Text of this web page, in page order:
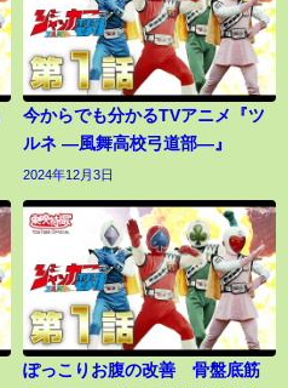
今からでも分かるTVアニメ『ツ
ルネ ―風舞高校弓道部―』
2024年12月3日
ぽっこりお腹の改善 骨盤底筋